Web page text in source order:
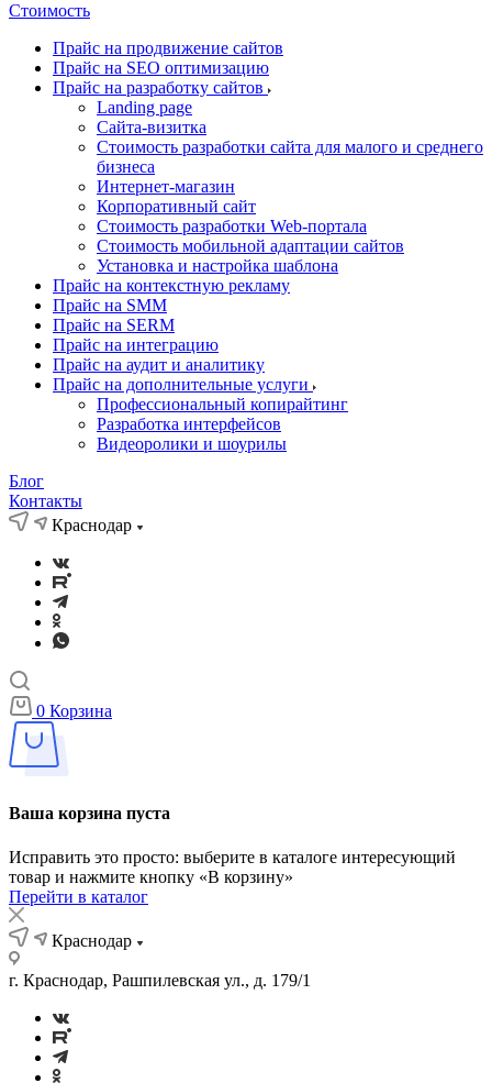
Стоимость
Прайс на продвижение сайтов
Прайс на SEO оптимизацию
Прайс на разработку сайтов
Landing page
Cайта-визитка
Стоимость разработки сайта для малого и среднего
бизнеса
Интернет-магазин
Корпоративный сайт
Стоимость разработки Web-портала
Стоимость мобильной адаптации сайтов
Установка и настройка шаблона
Прайс на контекстную рекламу
Прайс на SMM
Прайс на SERM
Прайс на интеграцию
Прайс на аудит и аналитику
Прайс на дополнительные услуги
Профессиональный копирайтинг
Разработка интерфейсов
Видеоролики и шоурилы
Блог
Контакты
Краснодар
0 Корзина
Ваша корзина пуста
Исправить это просто: выберите в каталоге интересующий
товар и нажмите кнопку «В корзину»
Перейти в каталог
Краснодар
г. Краснодар, Рашпилевская ул., д. 179/1